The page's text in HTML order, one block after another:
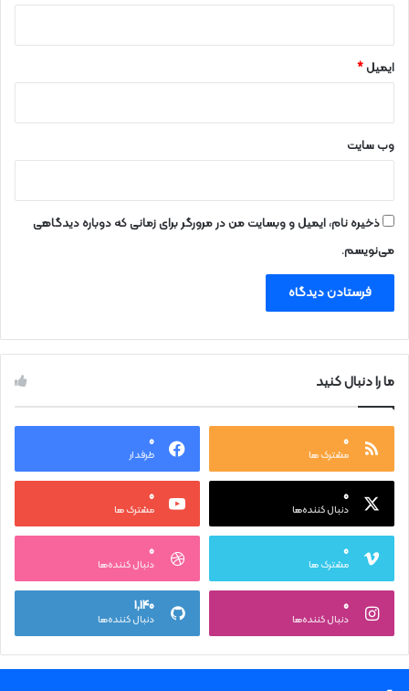
ایمیل*
وب‌ سایت
ذخیره نام، ایمیل و وبسایت من در مرورگر برای زمانی که دوباره دیدگاهی
می‌نویسم.
ما را دنبال کنید
۰
مشترک ها
۰
طرفدار
۰
دنبال کننده‌ها
۰
مشترک ها
۰
مشترک ها
۰
دنبال کننده‌ها
۰
دنبال کننده‌ها
۱,۱۴۰
دنبال کننده‌ها